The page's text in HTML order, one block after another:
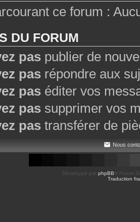
ce forum :
DU FORUM
pas publier de
pas répondre aux
pas éditer vos
pas supprimer vos
pas transférer de
Nous
Développé par phpBB ® Forum
Traduction